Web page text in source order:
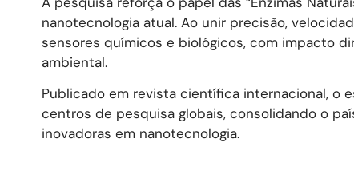
nanotecnologia atual. Ao unir precisão,
sensores químicos e biológicos, com impacto
ambiental.
Publicado em revista científica internacional, o
centros de pesquisa globais, consolidando o
inovadoras em nanotecnologia.